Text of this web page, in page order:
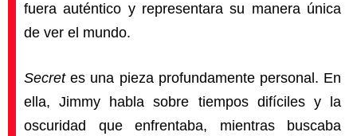
fuera auténtico y representara su manera única
de ver el mundo.
Secretes una pieza profundamente personal. En
ella, Jimmy habla sobre tiempos difíciles y la
oscuridad que enfrentaba, mientras buscaba